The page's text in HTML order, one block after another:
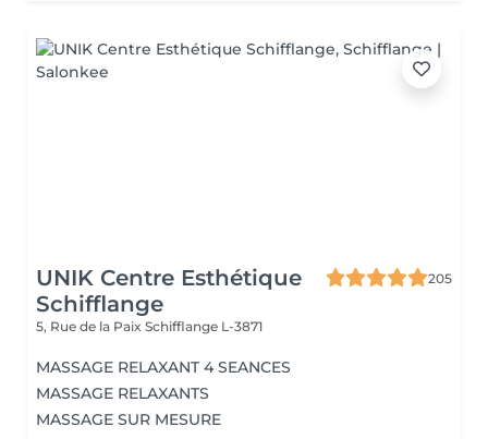
UNIK Centre Esthétique
Schifflange
205
5, Rue de la Paix Schifflange L-3871
MASSAGE RELAXANT 4 SEANCES
MASSAGE RELAXANTS
MASSAGE SUR MESURE